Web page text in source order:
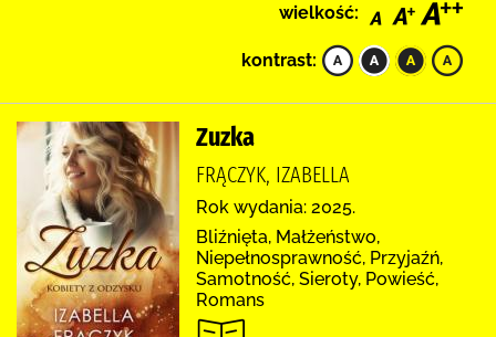
wielkość:
kontrast:
Zuzka
FRĄCZYK, IZABELLA
Rok wydania: 2025.
Bliźnięta, Małżeństwo,
Niepełnosprawność, Przyjaźń,
Samotność, Sieroty, Powieść,
Romans